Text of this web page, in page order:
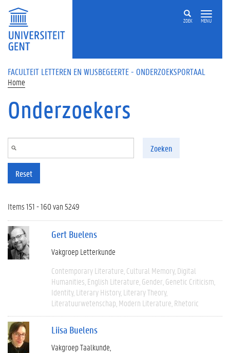
Overslaan en naar de inhoud gaan
ZOEK MENU
FACULTEIT LETTEREN EN WIJSBEGEERTE - ONDERZOEKSPORTAAL
Home
Onderzoekers
Zoeken
Reset
Items 151 - 160 van 5249
Gert Buelens
Vakgroep Letterkunde
Contemporary Literature Cultural Memory Digital
Humanities English Literature Gender Genetic Criticism
Identity Literary History Literary Theory
Literatuurwetenschap Modern Literature Rhetoric
Liisa Buelens
Vakgroep Taalkunde